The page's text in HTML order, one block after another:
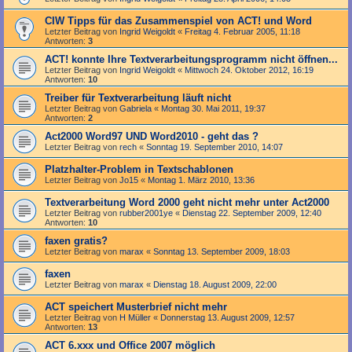
CIW Tipps für das Zusammenspiel von ACT! und Word
Letzter Beitrag von Ingrid Weigoldt « Freitag 4. Februar 2005, 11:18
Antworten: 3
ACT! konnte Ihre Textverarbeitungsprogramm nicht öffnen...
Letzter Beitrag von Ingrid Weigoldt « Mittwoch 24. Oktober 2012, 16:19
Antworten: 10
Treiber für Textverarbeitung läuft nicht
Letzter Beitrag von Gabriela « Montag 30. Mai 2011, 19:37
Antworten: 2
Act2000 Word97 UND Word2010 - geht das ?
Letzter Beitrag von rech « Sonntag 19. September 2010, 14:07
Platzhalter-Problem in Textschablonen
Letzter Beitrag von Jo15 « Montag 1. März 2010, 13:36
Textverarbeitung Word 2000 geht nicht mehr unter Act2000
Letzter Beitrag von rubber2001ye « Dienstag 22. September 2009, 12:40
Antworten: 10
faxen gratis?
Letzter Beitrag von marax « Sonntag 13. September 2009, 18:03
faxen
Letzter Beitrag von marax « Dienstag 18. August 2009, 22:00
ACT speichert Musterbrief nicht mehr
Letzter Beitrag von H Müller « Donnerstag 13. August 2009, 12:57
Antworten: 13
ACT 6.xxx und Office 2007 möglich